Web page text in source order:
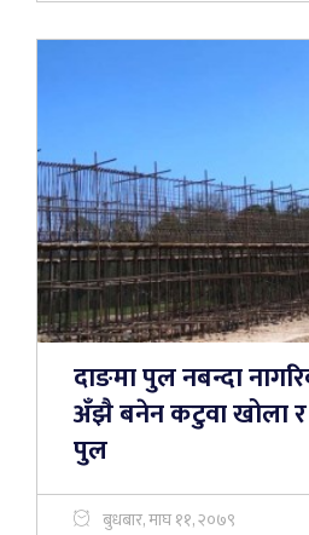
दाङमा पुल नबन्दा
अँझै बनेन कटुवा खोला
पुल
बुधबार, माघ ११, २०७९